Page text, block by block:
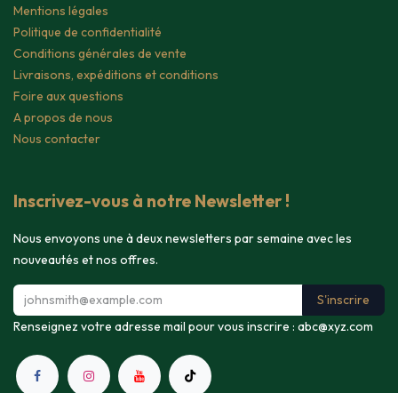
Mentions légales
Politique de confidentialité
Conditions générales de vente
Livraisons, expéditions et conditions
Foire aux questions
A propos de nous
Nous contacter
Inscrivez-vous à notre Newsletter !
Nous envoyons une à deux newsletters par semaine avec les
nouveautés et nos offres.
S'inscrire
Renseignez votre adresse mail pour vous inscrire : abc@xyz.com